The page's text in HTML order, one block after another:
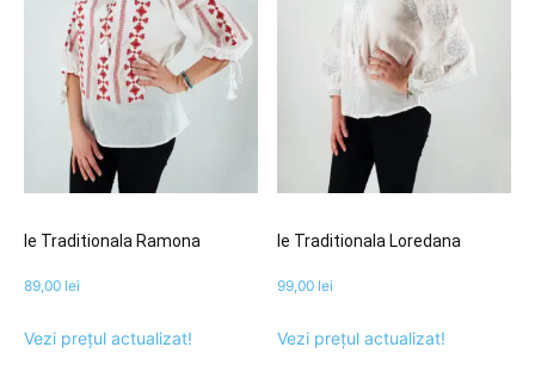
Ie Traditionala Ramona
89,00 lei
Vezi prețul actualizat!
Ie Traditionala Loredana
99,00 lei
Vezi prețul actualizat!